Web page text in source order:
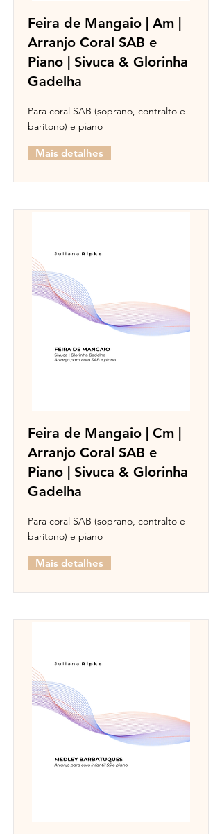
Feira de Mangaio | Am |
Arranjo Coral SAB e
Piano | Sivuca & Glorinha
Gadelha
Para coral SAB (soprano, contralto e
barítono) e piano
Mais detalhes
Feira de Mangaio | Cm |
Arranjo Coral SAB e
Piano | Sivuca & Glorinha
Gadelha
Para coral SAB (soprano, contralto e
barítono) e piano
Mais detalhes